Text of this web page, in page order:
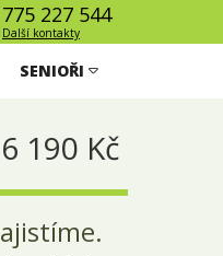
775 227 544
Další kontakty
SENIOŘI
6 190 Kč